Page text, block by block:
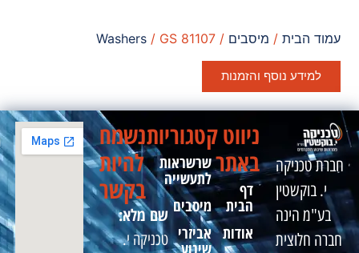
עמוד הבית / מיסבים /
Washers/ GS 81107
למידע נוסף והזמנות
חברת טכניקה
י. בוקשטין
בע"מ הינה
חברה חלוצית
ניווט
באתר
דף
הבית
אודות
קטגוריות
שרשראות
לתעשייה
מיסבים
אביזרי
שינוע
נשמח
להיות
בקשר
שם מלא:
טכניקה י.